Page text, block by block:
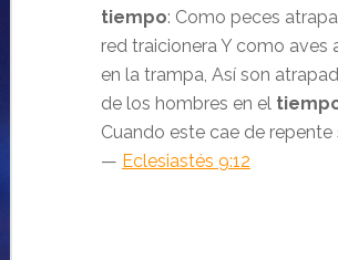
tiempo: Como peces
red traicionera Y como aves
en la trampa, Así son
de los hombres en el
Cuando este cae de repente
— Eclesiastés 9:12